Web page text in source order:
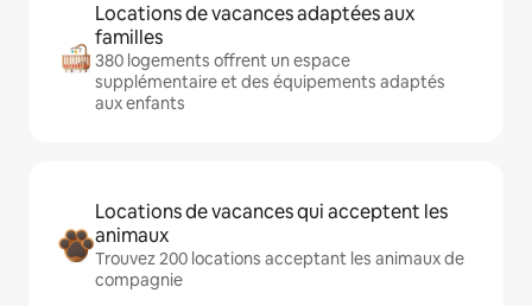
Locations de vacances adaptées aux
familles
380 logements offrent un espace
supplémentaire et des équipements adaptés
aux enfants
Locations de vacances qui acceptent les
animaux
Trouvez 200 locations acceptant les animaux de
compagnie